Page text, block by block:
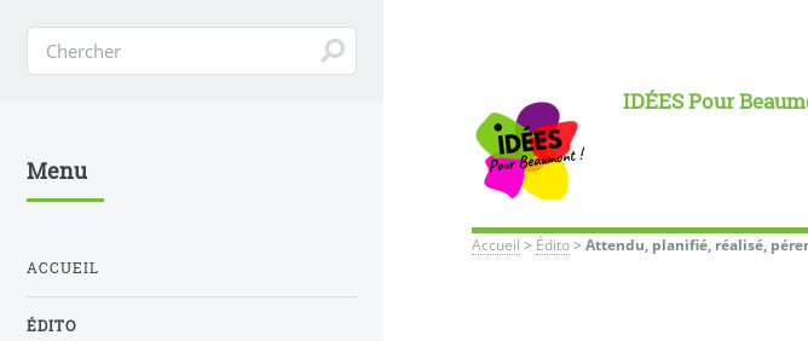
IDÉES Pour
Accueil > Édito>Attendu, planifié, réalisé,
Menu
ACCUEIL
ÉDITO